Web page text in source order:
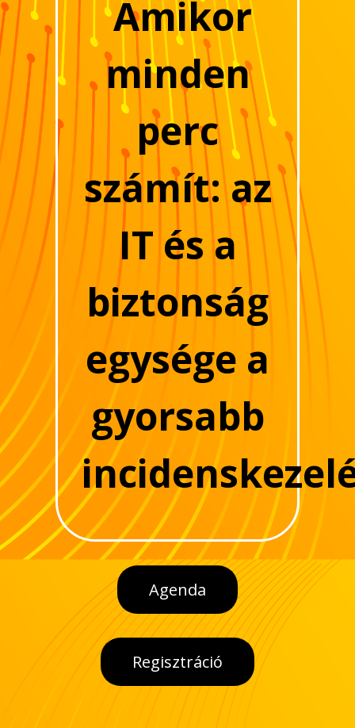
Amikor
minden
perc
számít: az
IT és a
biztonság
egysége a
gyorsabb
Agenda
Regisztráció